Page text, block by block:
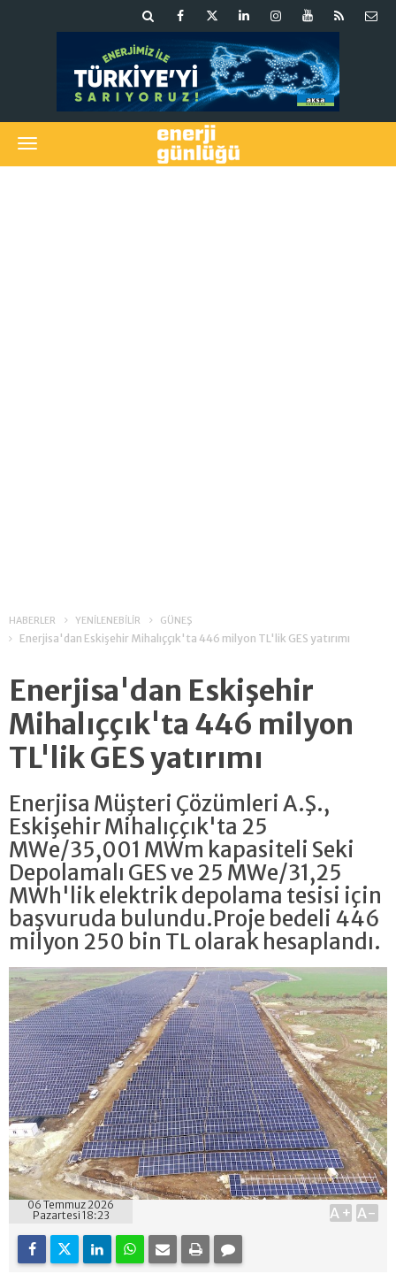
HABERLER YENİLENEBİLİR GÜNEŞ
Enerjisa'dan Eskişehir Mihalıççık'ta 446 milyon TL'lik GES yatırımı
Enerjisa'dan Eskişehir
Mihalıççık'ta 446 milyon
TL'lik GES yatırımı
Enerjisa Müşteri Çözümleri A.Ş.,
Eskişehir Mihalıççık'ta 25
MWe/35,001 MWm kapasiteli Seki
Depolamalı GES ve 25 MWe/31,25
MWh'lik elektrik depolama tesisi için
başvuruda bulundu.Proje bedeli 446
milyon 250 bin TL olarak hesaplandı.
06 Temmuz 2026
Pazartesi 18:23
A+ A-